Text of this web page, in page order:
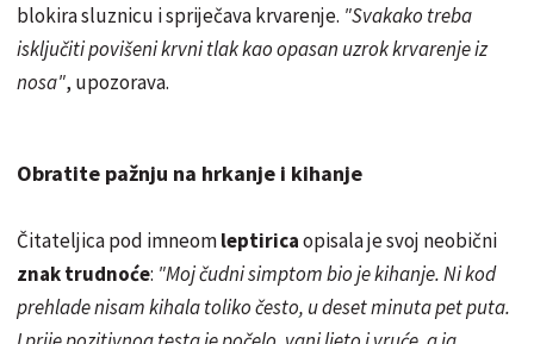
blokira sluznicu i spriječava krvarenje. "Svakako treba
isključiti povišeni krvni tlak kao opasan uzrok krvarenje iz
nosa", upozorava.
Obratite pažnju na hrkanje i kihanje
Čitateljica pod imneomleptiricaopisala je svoj neobični
znak trudnoće: "Moj čudni simptom bio je kihanje. Ni kod
prehlade nisam kihala toliko često, u deset minuta pet puta.